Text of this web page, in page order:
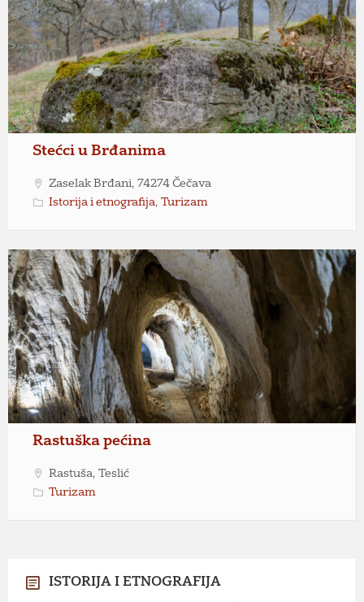
Stećci u Brđanima
Zaselak Brđani, 74274 Čečava
Istorija i etnografija, Turizam
Rastuška pećina
Rastuša, Teslić
Turizam
ISTORIJA I ETNOGRAFIJA